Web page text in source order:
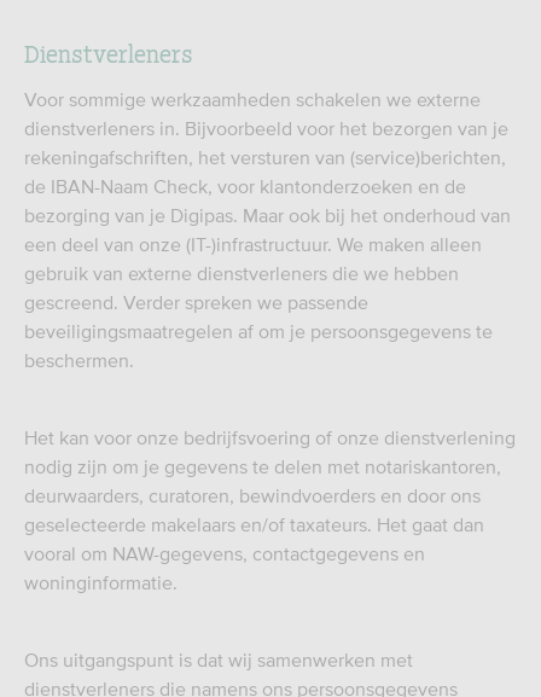
Dienstverleners
Voor sommige werkzaamheden schakelen we externe
dienstverleners in. Bijvoorbeeld voor het bezorgen van je
rekeningafschriften, het versturen van (service)berichten,
de IBAN-Naam Check, voor klantonderzoeken en de
bezorging van je Digipas. Maar ook bij het onderhoud van
een deel van onze (IT-)infrastructuur. We maken alleen
gebruik van externe dienstverleners die we hebben
gescreend. Verder spreken we passende
beveiligingsmaatregelen af om je persoonsgegevens te
beschermen.
Het kan voor onze bedrijfsvoering of onze dienstverlening
nodig zijn om je gegevens te delen met notariskantoren,
deurwaarders, curatoren, bewindvoerders en door ons
geselecteerde makelaars en/of taxateurs. Het gaat dan
vooral om NAW-gegevens, contactgegevens en
woninginformatie.
Ons uitgangspunt is dat wij samenwerken met
dienstverleners die namens ons persoonsgegevens